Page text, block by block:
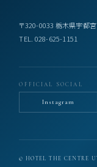
〒320-0033 栃木県宇都
TEL. 028-625-1151
OFFICIAL SOCIAL
Instagram
© HOTEL THE CENTRE